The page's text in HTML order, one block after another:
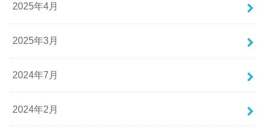
2025年4月
2025年3月
2024年7月
2024年2月